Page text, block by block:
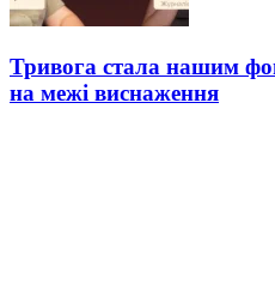
Тривога стала нашим
на межі виснаження